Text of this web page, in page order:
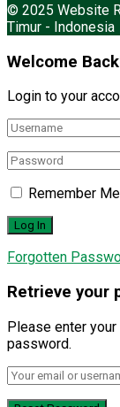
© 2025 Website
Timur - Indonesia
Welcome
Login to your
Remember Me
Forgotten
Retrieve your
Please enter
password.